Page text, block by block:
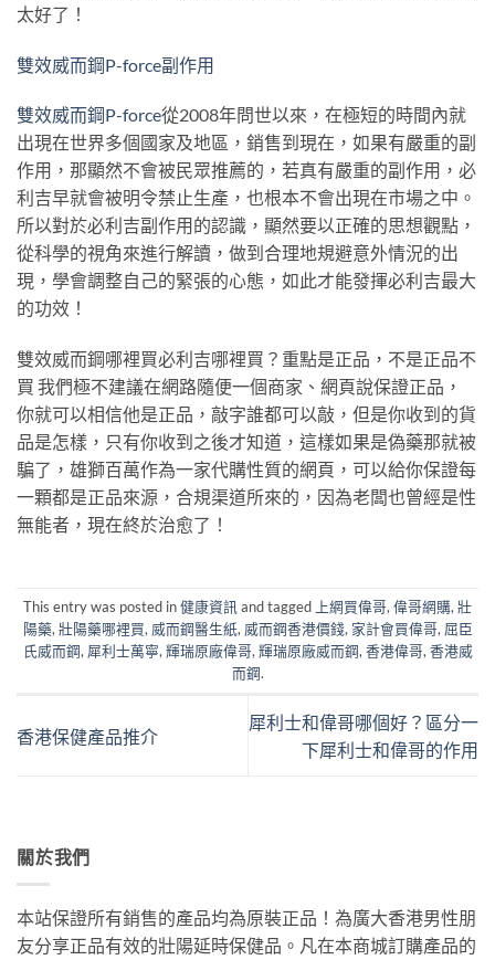
太好了！
雙效威而鋼P-force副作用
雙效威而鋼P-force從2008年問世以來，在極短的時間內就
出現在世界多個國家及地區，銷售到現在，如果有嚴重的副
作用，那顯然不會被民眾推薦的，若真有嚴重的副作用，必
利吉早就會被明令禁止生產，也根本不會出現在市場之中。
所以對於必利吉副作用的認識，顯然要以正確的思想觀點，
從科學的視角來進行解讀，做到合理地規避意外情況的出
現，學會調整自己的緊張的心態，如此才能發揮必利吉最大
的功效！
雙效威而鋼哪裡買必利吉哪裡買？重點是正品，不是正品不
買 我們極不建議在網路隨便一個商家、網頁說保證正品，
你就可以相信他是正品，敲字誰都可以敲，但是你收到的貨
品是怎樣，只有你收到之後才知道，這樣如果是偽藥那就被
騙了，雄獅百萬作為一家代購性質的網頁，可以給你保證每
一顆都是正品來源，合規渠道所來的，因為老闆也曾經是性
無能者，現在終於治愈了！
This entry was posted in健康資訊and tagged 上網買偉哥,偉哥網購,壯
陽藥,壯陽藥哪裡買, 威而鋼醫生紙, 威而鋼香港價錢, 家計會買偉哥, 屈臣
氏威而鋼, 犀利士萬寧,輝瑞原廠偉哥,輝瑞原廠威而鋼,香港偉哥,香港威
而鋼.
香港保健產品推介
犀利士和偉哥哪個好？區分一
下犀利士和偉哥的作用
關於我們
本站保證所有銷售的產品均為原裝正品！為廣大香港男性朋
友分享正品有效的壯陽延時保健品。凡在本商城訂購產品的